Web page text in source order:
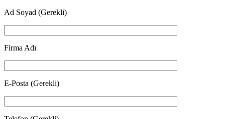
Ad Soyad (Gerekli)
Firma Adı
E-Posta (Gerekli)